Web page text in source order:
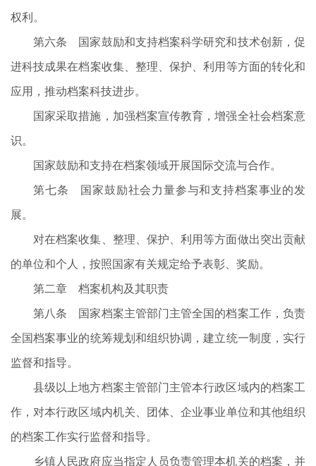
权利。
第六条 国家鼓励和支持档案科学研究和技术创新，促
进科技成果在档案收集、整理、保护、利用等方面的转化和
应用，推动档案科技进步。
国家采取措施，加强档案宣传教育，增强全社会档案意
识。
国家鼓励和支持在档案领域开展国际交流与合作。
第七条 国家鼓励社会力量参与和支持档案事业的发
展。
对在档案收集、整理、保护、利用等方面做出突出贡献
的单位和个人，按照国家有关规定给予表彰、奖励。
第二章 档案机构及其职责
第八条 国家档案主管部门主管全国的档案工作，负责
全国档案事业的统筹规划和组织协调，建立统一制度，实行
监督和指导。
县级以上地方档案主管部门主管本行政区域内的档案工
作，对本行政区域内机关、团体、企业事业单位和其他组织
的档案工作实行监督和指导。
乡镇人民政府应当指定人员负责管理本机关的档案，并